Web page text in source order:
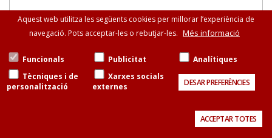
Consell de Cent, 471-475, esc. B, entresòl, 08013
Aquest web utilitza les següents cookies per millorar l’experiència de
navegació. Pots acceptar-les o rebutjar-les. Més informació
Funcionals Publicitat
Analítiques
Tècniques i de
personalització
Xarxes socials
externes
DESAR PREFERÈNCIES
ACCEPTAR TOTES